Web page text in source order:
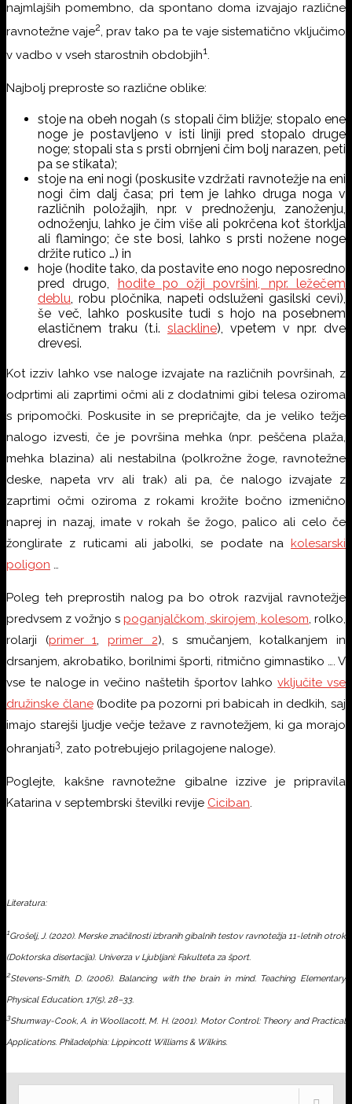
najmlajših pomembno, da spontano doma izvajajo različne
ravnotežne vaje2, prav tako pa te vaje sistematično vključimo
v vadbo v vseh starostnih obdobjih1.
Najbolj preproste so različne oblike:
stoje na obeh nogah (s stopali čim bližje; stopalo ene
noge je postavljeno v isti liniji pred stopalo druge
noge; stopali sta s prsti obrnjeni čim bolj narazen, peti
pa se stikata);
stoje na eni nogi (poskusite vzdržati ravnotežje na eni
nogi čim dalj časa; pri tem je lahko druga noga v
različnih položajih, npr. v prednoženju, zanoženju,
odnoženju, lahko je čim više ali pokrčena kot štorklja
ali flamingo; če ste bosi, lahko s prsti nožene noge
držite rutico …) in
hoje (hodite tako, da postavite eno nogo neposredno
pred drugo, hodite po ožji površini, npr. ležečem
deblu, robu pločnika, napeti odsluženi gasilski cevi),
še več, lahko poskusite tudi s hojo na posebnem
elastičnem traku (t.i. slackline), vpetem v npr. dve
drevesi.
Kot izziv lahko vse naloge izvajate na različnih površinah, z
odprtimi ali zaprtimi očmi ali z dodatnimi gibi telesa oziroma
s pripomočki. Poskusite in se prepričajte, da je veliko težje
nalogo izvesti, če je površina mehka (npr. peščena plaža,
mehka blazina) ali nestabilna (polkrožne žoge, ravnotežne
deske, napeta vrv ali trak) ali pa, če nalogo izvajate z
zaprtimi očmi oziroma z rokami krožite bočno izmenično
naprej in nazaj, imate v rokah še žogo, palico ali celo če
žonglirate z ruticami ali jabolki, se podate na kolesarski
poligon …
Poleg teh preprostih nalog pa bo otrok razvijal ravnotežje
predvsem z vožnjo s poganjalčkom, skirojem, kolesom, rolko,
rolarji (primer 1, primer 2), s smučanjem, kotalkanjem in
drsanjem, akrobatiko, borilnimi športi, ritmično gimnastiko …. V
vse te naloge in večino naštetih športov lahkovključite vse
družinske člane(bodite pa pozorni pri babicah in dedkih, saj
imajo starejši ljudje večje težave z ravnotežjem, ki ga morajo
ohranjati3, zato potrebujejo prilagojene naloge).
Poglejte, kakšne ravnotežne gibalne izzive je pripravila
Katarina v septembrski številki revije Ciciban.
Literatura:
1Grošelj, J. (2020). Merske značilnosti izbranih gibalnih testov ravnotežja 11-letnih otrok
(Doktorska disertacija). Univerza v Ljubljani: Fakulteta za šport.
2Stevens-Smith, D. (2006). Balancing with the brain in mind. Teaching Elementary
Physical Education, 17(5), 28–33.
3Shumway-Cook, A. in Woollacott, M. H. (2001). Motor Control: Theory and Practical
Applications. Philadelphia: Lippincott Williams & Wilkins.